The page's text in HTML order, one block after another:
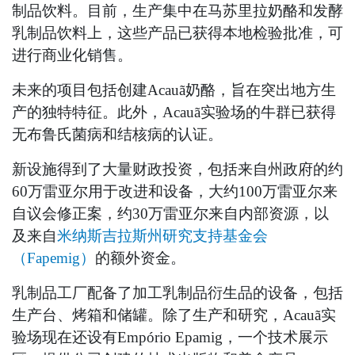
制品饮料。目前，生产集中在马苏里拉奶酪和发酵
乳制品饮料上，这些产品已获得本地检验批准，可
进行商业化销售。
未来的项目包括创建Acauã奶酪，旨在突出地方生
产的独特特征。此外，Acauã实验场的牛群已获得
无布鲁氏菌病和结核病的认证。
新设施得到了大量财政投资，包括来自州政府的约
60万雷亚尔用于改进和设备，大约100万雷亚尔来
自议会修正案，约30万雷亚尔来自内部资源，以
及来自米纳斯吉拉斯州研究支持基金会
（Fapemig） 的额外资金。
乳制品工厂配备了加工乳制品衍生品的设备，包括
生产台、烤箱和储罐。除了生产和研究，Acauã实
验场现在还设有Empório Epamig，一个技术展示